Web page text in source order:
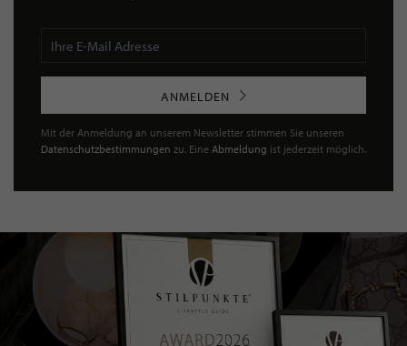
ANMELDEN
Mit der Anmeldung an unserem Newsletter stimmen Sie unseren
Datenschutzbestimmungen zu. Eine Abmeldung ist jederzeit möglich.